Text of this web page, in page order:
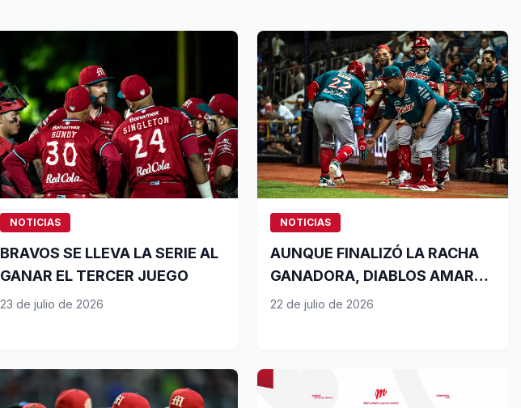
NOTICIAS
BRAVOS SE LLEVA LA SERIE AL
GANAR EL TERCER JUEGO
23 de julio de 2026
NOTICIAS
AUNQUE FINALIZÓ LA RACHA
GANADORA, DIABLOS AMARRA
PASE A LOS PLAYOFFS
22 de julio de 2026